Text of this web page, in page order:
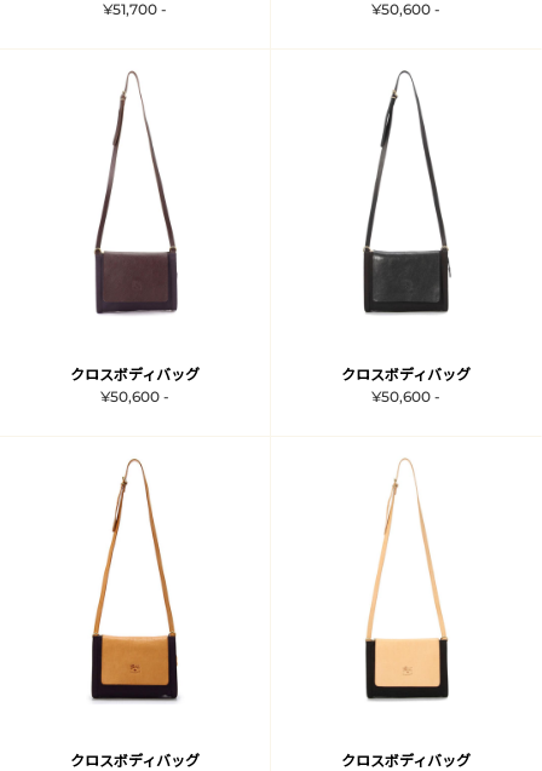
¥51,700 -
¥50,600 -
クロスボディバッグ
¥50,600 -
クロスボディバッグ
¥50,600 -
クロスボディバッグ
クロスボディバッグ